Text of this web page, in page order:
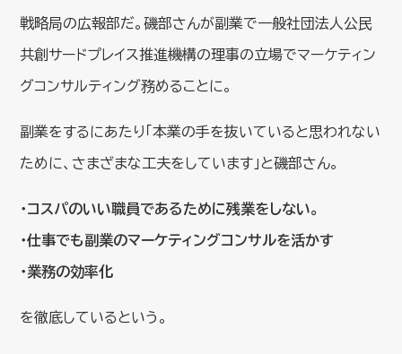
戦略局の広報部だ。磯部さんが副業で一般社団法人公民
共創サードプレイス推進機構の理事の立場でマーケティン
グコンサルティング務めることに。
副業をするにあたり「本業の手を抜いていると思われない
ために、さまざまな工夫をしています」と磯部さん。
・コスパのいい職員であるために残業をしない。
・仕事でも副業のマーケティングコンサルを活かす
・業務の効率化
を徹底しているという。